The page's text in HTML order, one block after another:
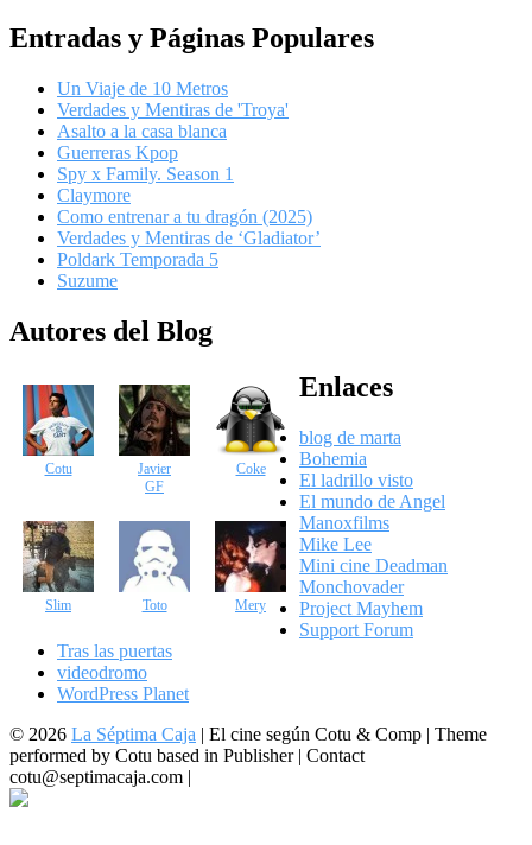
Entradas y Páginas Populares
Un Viaje de 10 Metros
Verdades y Mentiras de 'Troya'
Asalto a la casa blanca
Guerreras Kpop
Spy x Family. Season 1
Claymore
Como entrenar a tu dragón (2025)
Verdades y Mentiras de ‘Gladiator’
Poldark Temporada 5
Suzume
Autores del Blog
Cotu
Javier
GF
Coke
Slim Toto Mery
Enlaces
blog de marta
Bohemia
El ladrillo visto
El mundo de Angel
Manoxfilms
Mike Lee
Mini cine Deadman
Monchovader
Project Mayhem
Support Forum
Tras las puertas
videodromo
WordPress Planet
© 2026 La Séptima Caja | El cine según Cotu & Comp | Theme
performed by Cotu based in Publisher | Contact
cotu@septimacaja.com |